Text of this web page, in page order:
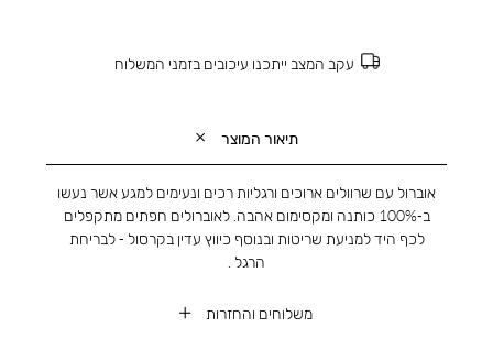
עקב המצב ייתכנו עיכובים בזמני המשלוח
תיאור המוצר
משלוחים והחזרות
אוברול עם שרוולים ארוכים ורגליות רכים ונעימים למגע אשר נעשו
ב-100% כותנה ומקסימום אהבה. לאוברולים חפתים מתקפלים
לכף היד למניעת שריטות ובנוסף כיווץ עדין בקרסול - לבריחת
הרגל .